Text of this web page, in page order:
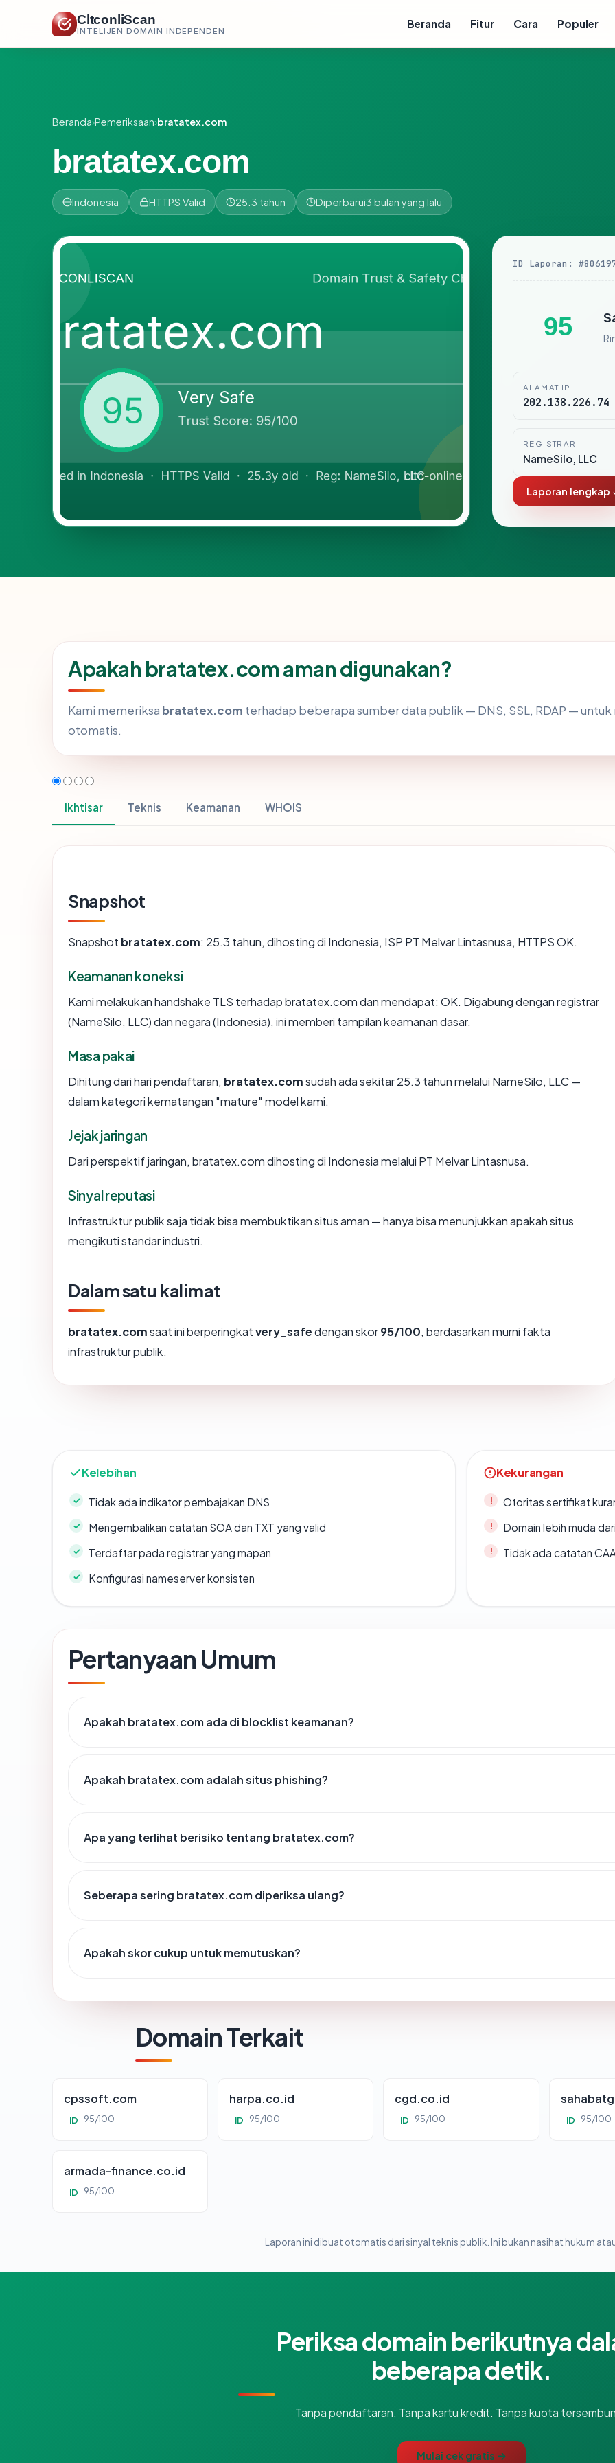
CltconliScan
INTELIJEN DOMAIN INDEPENDEN
Beranda Fitur Cara Populer
Beranda›Pemeriksaan›bratatex.com
bratatex.com
Indonesia HTTPS Valid 25.3 tahun Diperbarui3 bulan yang lalu
ID Laporan:
95
ALAMAT IP
202.138.226.74
REGISTRAR
NameSilo, LLC
Laporan lengkap
Apakah bratatex.com aman digunakan?
Kami memeriksa bratatex.com terhadap beberapa sumber data publik — DNS, SSL, RDAP —
otomatis.
Ikhtisar Teknis Keamanan WHOIS
Snapshot
Snapshot bratatex.com: 25.3 tahun, dihosting di Indonesia, ISP PT Melvar Lintasnusa, HTTPS OK.
Keamanan koneksi
Kami melakukan handshake TLS terhadap bratatex.com dan mendapat: OK. Digabung dengan registrar
(NameSilo, LLC) dan negara (Indonesia), ini memberi tampilan keamanan dasar.
Masa pakai
Dihitung dari hari pendaftaran, bratatex.comsudah ada sekitar 25.3 tahun melalui NameSilo, LLC —
dalam kategori kematangan "mature" model kami.
Jejak jaringan
Dari perspektif jaringan, bratatex.com dihosting di Indonesia melalui PT Melvar Lintasnusa.
Sinyal reputasi
Infrastruktur publik saja tidak bisa membuktikan situs aman — hanya bisa menunjukkan apakah situs
mengikuti standar industri.
Dalam satu kalimat
bratatex.comsaat ini berperingkatvery_safedengan skor95/100, berdasarkan murni fakta
infrastruktur publik.
Kelebihan
Tidak ada indikator pembajakan DNS
Mengembalikan catatan SOA dan TXT yang valid
Terdaftar pada registrar yang mapan
Konfigurasi nameserver konsisten
Kekurangan
Otoritas sertifikat
Domain lebih muda
Tidak ada catatan
Pertanyaan Umum
Apakah bratatex.com ada di blocklist keamanan?
Apakah bratatex.com adalah situs phishing?
Apa yang terlihat berisiko tentang bratatex.com?
Seberapa sering bratatex.com diperiksa ulang?
Apakah skor cukup untuk memutuskan?
Domain Terkait
cpssoft.com
ID 95/100
harpa.co.id
ID 95/100
cgd.co.id
ID 95/100 ID 95/100
armada-finance.co.id
ID 95/100
Laporan ini dibuat otomatis dari sinyal teknis publik. Ini bukan nasihat hukum
Periksa domain berikutnya
beberapa detik.
Tanpa pendaftaran. Tanpa kartu kredit. Tanpa kuota
Mulai cek gratis →